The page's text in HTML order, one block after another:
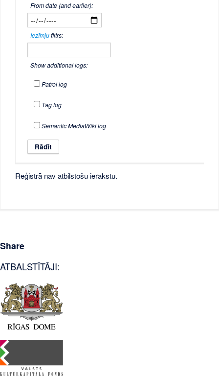
From date (and earlier):
Iezīmjufiltrs:
Show additional logs:
Patrol log
Tag log
Semantic MediaWiki log
Reģistrā nav atbilstošu ierakstu.
Share
ATBALSTĪTĀJI: